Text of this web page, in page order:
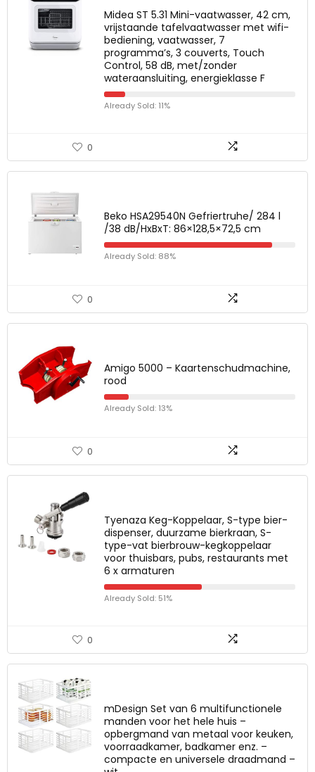
Midea ST 5.31 Mini-vaatwasser, 42 cm,
vrijstaande tafelvaatwasser met wifi-
bediening, vaatwasser, 7
programma’s, 3 couverts, Touch
Control, 58 dB, met/zonder
wateraansluiting, energieklasse F
Already Sold: 11%
0
Beko HSA29540N Gefriertruhe/ 284 l
/38 dB/HxBxT: 86×128,5×72,5 cm
Already Sold: 88%
0
Amigo 5000 – Kaartenschudmachine,
rood
Already Sold: 13%
0
Tyenaza Keg-Koppelaar, S-type bier-
dispenser, duurzame bierkraan, S-
type-vat bierbrouw-kegkoppelaar
voor thuisbars, pubs, restaurants met
6 x armaturen
Already Sold: 51%
0
mDesign Set van 6 multifunctionele
manden voor het hele huis –
opbergmand van metaal voor keuken,
voorraadkamer, badkamer enz. –
compacte en universele draadmand –